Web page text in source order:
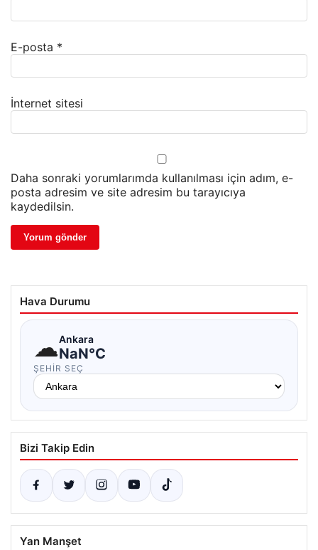
E-posta *
İnternet sitesi
Daha sonraki yorumlarımda kullanılması için adım, e-
posta adresim ve site adresim bu tarayıcıya
kaydedilsin.
Hava Durumu
☁Ankara
NaN°C
ŞEHIR SEÇ
Bizi Takip Edin
Yan Manşet